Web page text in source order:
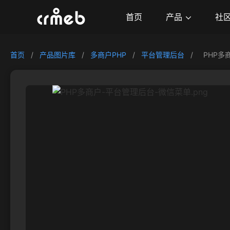
首页 产品 社
首页 / 产品图片库 / 多商户PHP / 平台管理后台 / PHP多